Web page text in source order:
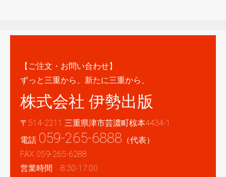
【ご注文・お問い合わせ】
ずっと三重から、新たに三重から、
株式会社 伊勢出版
〒514-2211 三重県津市芸濃町椋本4434-1
電話 059-265-6888 （代表）
FAX 059-265-6288
営業時間 8:30-17:00